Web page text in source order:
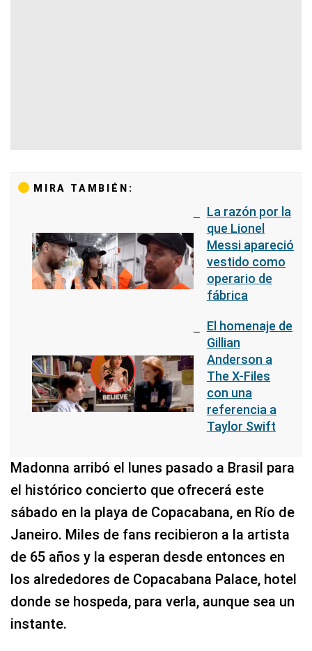
MIRA TAMBIÉN:
La razón por la
que Lionel
Messi apareció
vestido como
operario de
fábrica
El homenaje de
Gillian
Anderson a
The X-Files
con una
referencia a
Taylor Swift
Madonna arribó el lunes pasado a Brasil para
el histórico concierto que ofrecerá este
sábado en la playa de Copacabana, en Río de
Janeiro. Miles de fans recibieron a la artista
de 65 años y la esperan desde entonces en
los alrededores de Copacabana Palace, hotel
donde se hospeda, para verla, aunque sea un
instante.